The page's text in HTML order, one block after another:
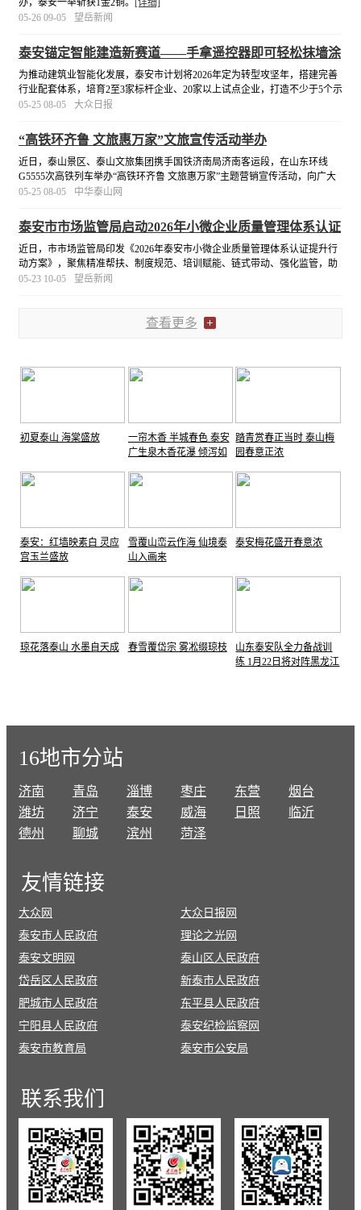
办，泰安一举斩获1金2铜。 [详细]
05-26 09-05
望岳新闻
泰安锚定智能建造新赛道——手拿遥控器即可轻松抹墙涂
漆
为推动建筑业智能化发展，泰安市计划将2026年定为转型攻坚年，搭建完善
行业配套体系，培育2至3家标杆企业、20家以上试点企业，打造不少于5个示
范场景，以点带面引导企业科学转型。
05-25 08-05 大众日报
“高铁环齐鲁 文旅惠万家”文旅宣传活动举办
近日，泰山景区、泰山文旅集团携手国铁济南局济南客运段，在山东环线
G5555次高铁列车举办“高铁环齐鲁 文旅惠万家”主题营销宣传活动，向广大
乘客集中推介泰山景区及集团优质文旅产品，全方位展示泰山文旅风采。
05-25 08-05 中华泰山网
泰安市市场监管局启动2026年小微企业质量管理体系认证
提升行动
近日，市市场监管局印发《2026年泰安市小微企业质量管理体系认证提升行
动方案》，聚焦精准帮扶、制度规范、培训赋能、链式带动、强化监管，助
力小微企业提质增效。
05-23 10-05 望岳新闻
查看更多
初夏泰山 海棠盛放
一帘木香 半城春色 泰安
广生泉木香花瀑 倾泻如
踏青赏春正当时 泰山梅
园春意正浓
泰安：红墙映素白 灵应
宫玉兰盛放
雪覆山峦云作海 仙境泰
山入画来
泰安梅花盛开春意浓
琼花落泰山 水墨自天成 春雪覆岱宗 雾凇缀琼枝
山东泰安队全力备战训
练 1月22日将对阵黑龙江
16地市分站
济南 青岛 淄博 枣庄 东营
烟台
潍坊
济宁 泰安 威海 日照
临沂
德州
聊城 滨州 菏泽
友情链接
大众网
大众日报网
泰安市人民政府
理论之光网
泰安文明网
泰山区人民政府
岱岳区人民政府
新泰市人民政府
肥城市人民政府
东平县人民政府
宁阳县人民政府
泰安纪检监察网
泰安市教育局
泰安市公安局
联系我们